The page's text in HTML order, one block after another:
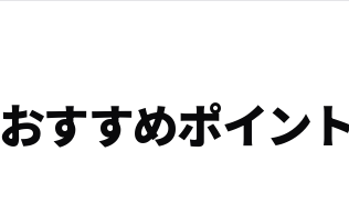
おすすめポイン